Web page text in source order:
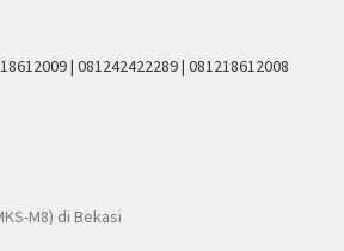
| 081242422289 | 081218612008
M8) di Bekasi